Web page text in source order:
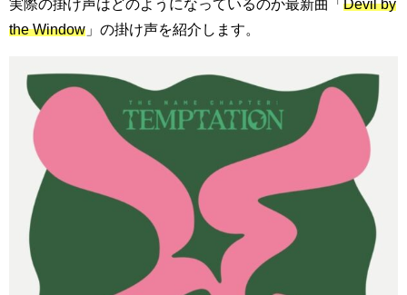
実際の掛け声はどのようになっているのか最新曲「 Devil by
the Window 」の掛け声を紹介します。